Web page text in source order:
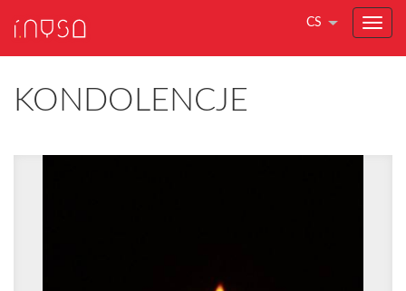
CS
KONDOLENCJE